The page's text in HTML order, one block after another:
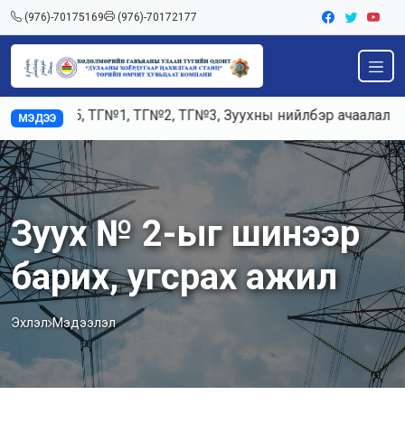
(976)-70175169 (976)-70172177
МЭДЭЭ
К3, К5, ТГ№1, ТГ№2, ТГ№3, Зуухны нийлбэр ачаалал 120-
Зуух № 2-ыг шинээр
барих, угсрах ажил
Эхлэл Мэдээлэл